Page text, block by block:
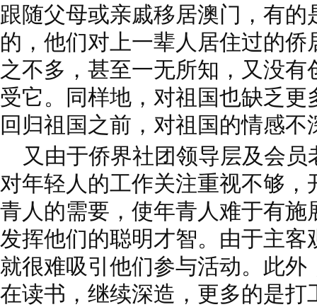
跟随父母或亲戚移居澳门，有的
的，他们对上一辈人居住过的
之不多，甚至一无所知，又没
受它。同样地，对祖国也缺乏
回归祖国之前，对祖国的情感不
又由于侨界社团领导层及会员
对年轻人的工作关注重视不够，
青人的需要，使年青人难于有施
发挥他们的聪明才智。由于主客
就很难吸引他们参与活动。此外
在读书，继续深造，更多的是打